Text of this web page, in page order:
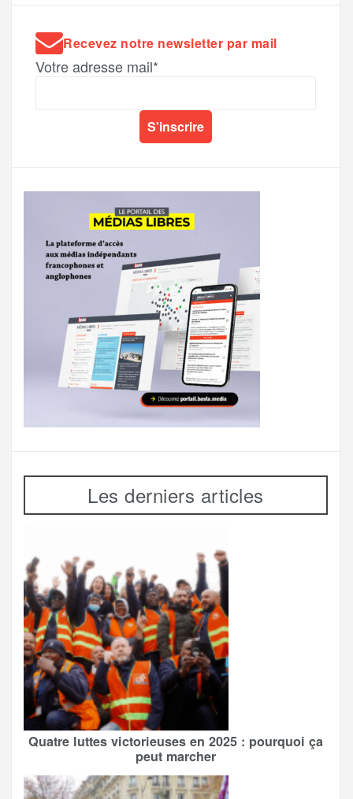
Recevez notre newsletter par mail
Votre adresse mail*
Les derniers articles
Quatre luttes victorieuses en 2025 : pourquoi ça
peut marcher